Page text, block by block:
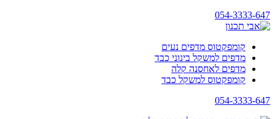
054-3333-647
קומפקטוס מדפים נעים
מדפים למשקל בינוני כבד
מדפים לאחסנה קלה
קומפקטוס למשקל כבד
054-3333-647